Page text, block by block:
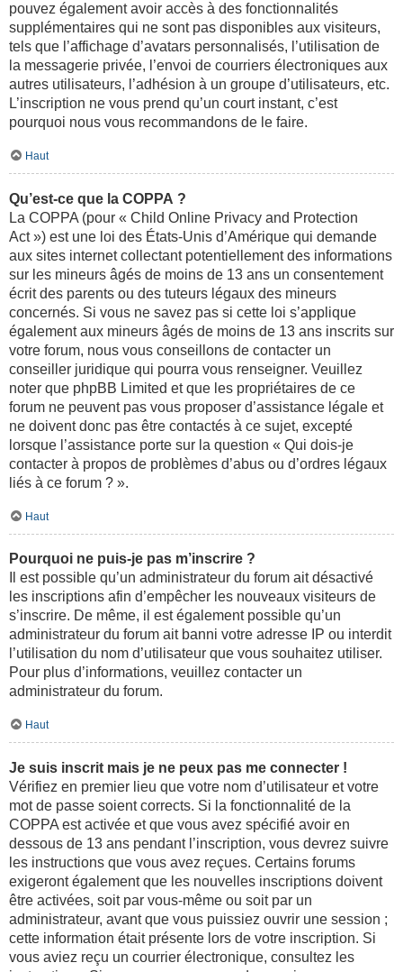
pouvez également avoir accès à des fonctionnalités
supplémentaires qui ne sont pas disponibles aux visiteurs,
tels que l’affichage d’avatars personnalisés, l’utilisation de
la messagerie privée, l’envoi de courriers électroniques aux
autres utilisateurs, l’adhésion à un groupe d’utilisateurs, etc.
L’inscription ne vous prend qu’un court instant, c’est
pourquoi nous vous recommandons de le faire.
Haut
Qu’est-ce que la COPPA ?
La COPPA (pour « Child Online Privacy and Protection
Act ») est une loi des États-Unis d’Amérique qui demande
aux sites internet collectant potentiellement des informations
sur les mineurs âgés de moins de 13 ans un consentement
écrit des parents ou des tuteurs légaux des mineurs
concernés. Si vous ne savez pas si cette loi s’applique
également aux mineurs âgés de moins de 13 ans inscrits sur
votre forum, nous vous conseillons de contacter un
conseiller juridique qui pourra vous renseigner. Veuillez
noter que phpBB Limited et que les propriétaires de ce
forum ne peuvent pas vous proposer d’assistance légale et
ne doivent donc pas être contactés à ce sujet, excepté
lorsque l’assistance porte sur la question « Qui dois-je
contacter à propos de problèmes d’abus ou d’ordres légaux
liés à ce forum ? ».
Haut
Pourquoi ne puis-je pas m’inscrire ?
Il est possible qu’un administrateur du forum ait désactivé
les inscriptions afin d’empêcher les nouveaux visiteurs de
s’inscrire. De même, il est également possible qu’un
administrateur du forum ait banni votre adresse IP ou interdit
l’utilisation du nom d’utilisateur que vous souhaitez utiliser.
Pour plus d’informations, veuillez contacter un
administrateur du forum.
Haut
Je suis inscrit mais je ne peux pas me connecter !
Vérifiez en premier lieu que votre nom d’utilisateur et votre
mot de passe soient corrects. Si la fonctionnalité de la
COPPA est activée et que vous avez spécifié avoir en
dessous de 13 ans pendant l’inscription, vous devrez suivre
les instructions que vous avez reçues. Certains forums
exigeront également que les nouvelles inscriptions doivent
être activées, soit par vous-même ou soit par un
administrateur, avant que vous puissiez ouvrir une session ;
cette information était présente lors de votre inscription. Si
vous aviez reçu un courrier électronique, consultez les